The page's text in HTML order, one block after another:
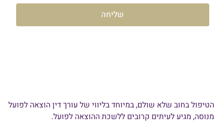
שליחה
הטיפול בחוב שלא שולם, במיוחד בליווי של עורך דין הוצאה לפועל
מנוסה, מגיע לעיתים קרובים ללשכת ההוצאה לפועל.